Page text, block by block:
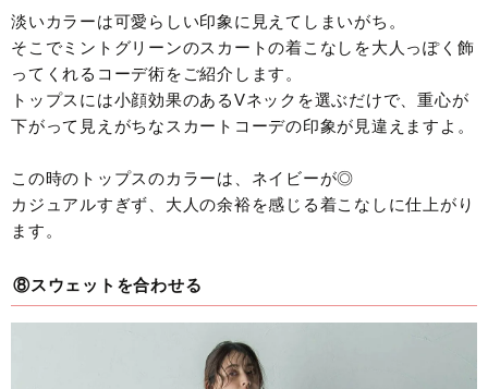
淡いカラーは可愛らしい印象に見えてしまいがち。
そこでミントグリーンのスカートの着こなしを大人っぽく飾
ってくれるコーデ術をご紹介します。
トップスには小顔効果のあるVネックを選ぶだけで、重心が
下がって見えがちなスカートコーデの印象が見違えますよ。
この時のトップスのカラーは、ネイビーが◎
カジュアルすぎず、大人の余裕を感じる着こなしに仕上がり
ます。
⑧スウェットを合わせる